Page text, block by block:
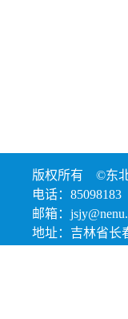
版权所有 ©东
电话：85098183
邮箱：
地址：吉林省长